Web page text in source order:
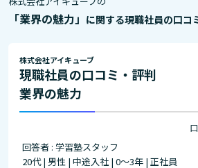
「業界の魅力」 に関する現職社員の口コ
株式会社アイキューブ
現職社員の口コミ・評判
業界の魅力
回答者 : 学習塾スタッフ
20代 | 男性 | 中途入社 | 0～3年 | 正社員